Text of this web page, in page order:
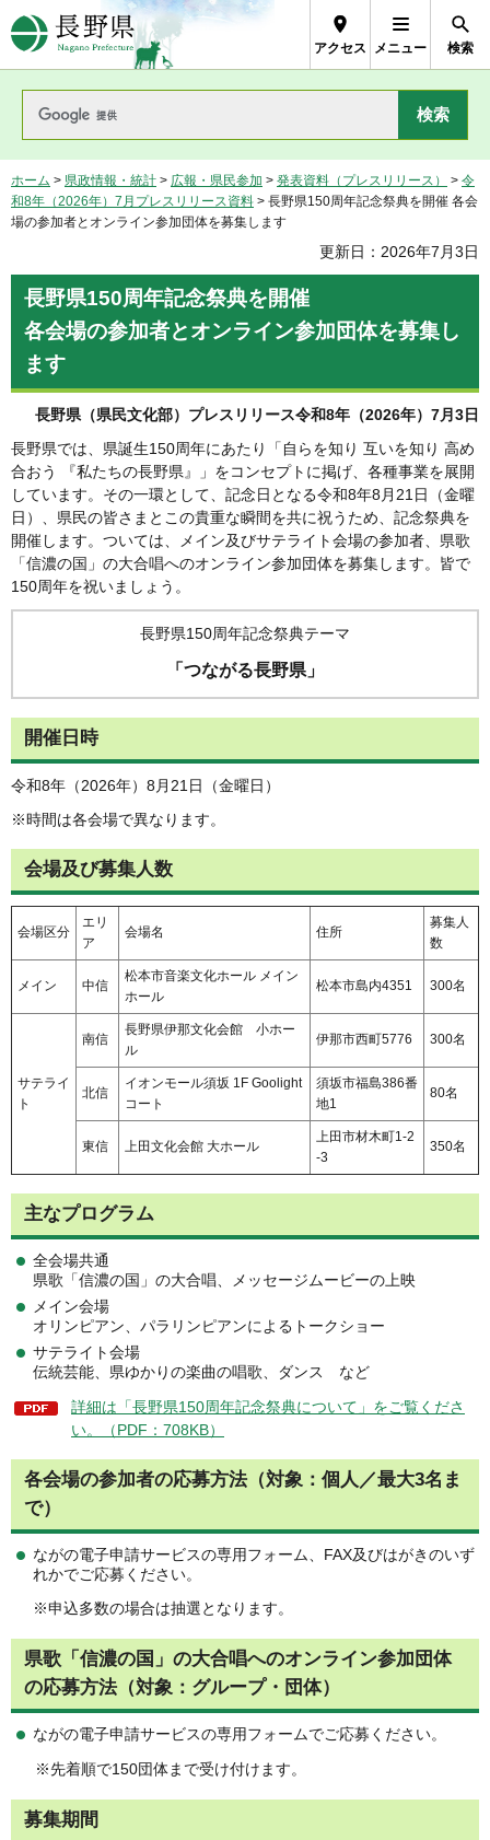
長野県Nagano Prefecture
アクセス メニュー 検索
ホーム > 県政情報・統計 > 広報・県民参加 > 発表資料（プレスリリース） > 令
和8年（2026年）7月プレスリリース資料 > 長野県150周年記念祭典を開催 各会
場の参加者とオンライン参加団体を募集します
更新日：2026年7月3日
長野県150周年記念祭典を開催
各会場の参加者とオンライン参加団体を募集し
ます
長野県（県民文化部）プレスリリース令和8年（2026年）7月3日
長野県では、県誕生150周年にあたり「自らを知り 互いを知り 高め
合おう 『私たちの長野県』」をコンセプトに掲げ、各種事業を展開
しています。その一環として、記念日となる令和8年8月21日（金曜
日）、県民の皆さまとこの貴重な瞬間を共に祝うため、記念祭典を
開催します。ついては、メイン及びサテライト会場の参加者、県歌
「信濃の国」の大合唱へのオンライン参加団体を募集します。皆で
150周年を祝いましょう。
長野県150周年記念祭典テーマ
「つながる長野県」
開催日時
令和8年（2026年）8月21日（金曜日）
※時間は各会場で異なります。
会場及び募集人数
会場区分
エリ
ア
会場名 住所
募集人
数
メイン 中信
松本市音楽文化ホール メイン
ホール
松本市島内4351 300名
サテライ
ト
南信
長野県伊那文化会館 小ホー
ル
伊那市西町5776 300名
北信
イオンモール須坂 1F Goolight
コート
須坂市福島386番
地1
80名
東信 上田文化会館 大ホール
上田市材木町1-2
-3
350名
主なプログラム
全会場共通
県歌「信濃の国」の大合唱、メッセージムービーの上映
メイン会場
オリンピアン、パラリンピアンによるトークショー
サテライト会場
伝統芸能、県ゆかりの楽曲の唱歌、ダンス など
詳細は「長野県150周年記念祭典について」をご覧くださ
い。（PDF：708KB）
各会場の参加者の応募方法（対象：個人／最大3名ま
で）
ながの電子申請サービスの専用フォーム、FAX及びはがきのいず
れかでご応募ください。
※申込多数の場合は抽選となります。
県歌「信濃の国」の大合唱へのオンライン参加団体
の応募方法（対象：グループ・団体）
ながの電子申請サービスの専用フォームでご応募ください。
※先着順で150団体まで受け付けます。
募集期間